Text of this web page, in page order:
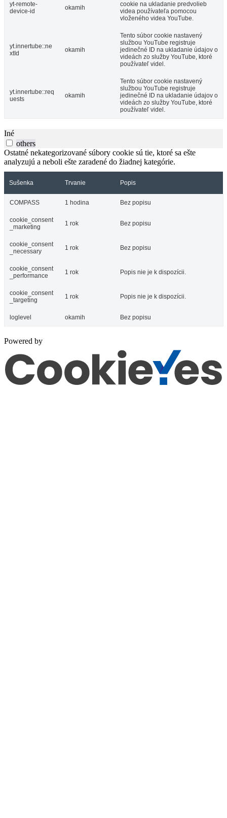
yt-remote-
device-id
okamih
cookie na ukladanie predvolieb
videa používateľa pomocou
vloženého videa YouTube.
yt.innertube::ne
xtId
okamih
Tento súbor cookie nastavený
službou YouTube registruje
jedinečné ID na ukladanie údajov o
videách zo služby YouTube, ktoré
používateľ videl.
yt.innertube::req
uests
okamih
Tento súbor cookie nastavený
službou YouTube registruje
jedinečné ID na ukladanie údajov o
videách zo služby YouTube, ktoré
používateľ videl.
Iné
others
Ostatné nekategorizované súbory cookie sú tie, ktoré sa ešte
analyzujú a neboli ešte zaradené do žiadnej kategórie.
Sušenka Trvanie Popis
COMPASS 1 hodina Bez popisu
cookie_consent
_marketing
1 rok Bez popisu
cookie_consent
_necessary
1 rok Bez popisu
cookie_consent
_performance
1 rok Popis nie je k dispozícii.
cookie_consent
_targeting
1 rok Popis nie je k dispozícii.
loglevel okamih Bez popisu
Powered by